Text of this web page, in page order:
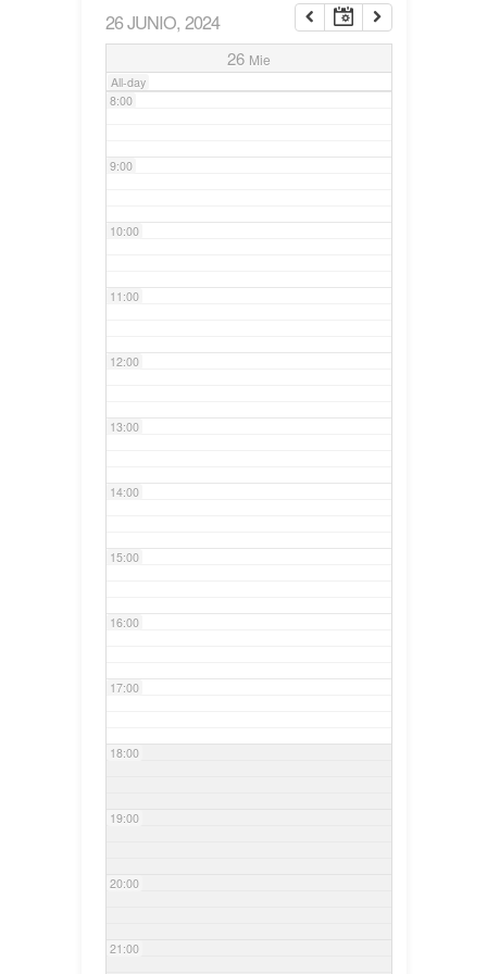
26 JUNIO, 2024
26 Mie
All-day
7:00
8:00
9:00
10:00
11:00
12:00
13:00
14:00
15:00
16:00
17:00
18:00
19:00
20:00
21:00